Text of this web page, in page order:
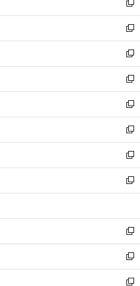
く
で
開
く
ィ
ン
ド
ウ
で
開
く
い
ウ
ィ
ン
ド
ウ
で
開
く
新
し
い
ウ
ィ
ン
ド
ウ
で
開
く
新
し
い
ウ
ィ
ン
ド
ウ
で
開
く
新
し
い
ウ
ィ
ン
ド
ウ
で
開
く
新
し
い
ウ
ィ
ン
ド
ウ
で
開
新
し
い
ウ
ィ
ン
ド
ウ
開
く
新
し
い
ウ
ィ
ン
ウ
で
開
く
新
し
い
ウ
ン
ド
ウ
で
開
く
新
し
ウ
ィ
ン
ド
ウ
で
新
し
い
ウ
ィ
新
し
い